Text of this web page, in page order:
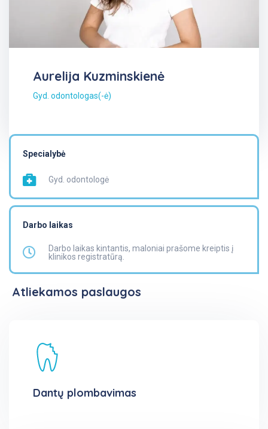
Aurelija Kuzminskienė
Gyd. odontologas(-ė)
Specialybė
Gyd. odontologė
Darbo laikas
Darbo laikas kintantis, maloniai prašome kreiptis į
klinikos registratūrą.
Atliekamos paslaugos
Dantų plombavimas